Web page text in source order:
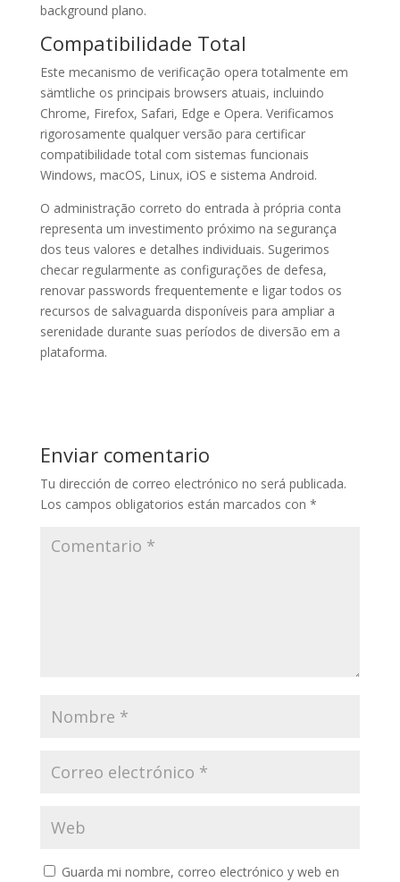
background plano.
Compatibilidade Total
Este mecanismo de verificação opera totalmente em
sämtliche os principais browsers atuais, incluindo
Chrome, Firefox, Safari, Edge e Opera. Verificamos
rigorosamente qualquer versão para certificar
compatibilidade total com sistemas funcionais
Windows, macOS, Linux, iOS e sistema Android.
O administração correto do entrada à própria conta
representa um investimento próximo na segurança
dos teus valores e detalhes individuais. Sugerimos
checar regularmente as configurações de defesa,
renovar passwords frequentemente e ligar todos os
recursos de salvaguarda disponíveis para ampliar a
serenidade durante suas períodos de diversão em a
plataforma.
Enviar comentario
Tu dirección de correo electrónico no será publicada.
Los campos obligatorios están marcados con *
Guarda mi nombre, correo electrónico y web en